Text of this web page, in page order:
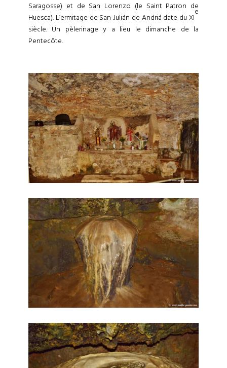
Saragosse) et de San Lorenzo (le Saint Patron de
Huesca). L’ermitage de San Julián de Andriá date du XI
e
siècle. Un pèlerinage y a lieu le dimanche de la
Pentecôte.